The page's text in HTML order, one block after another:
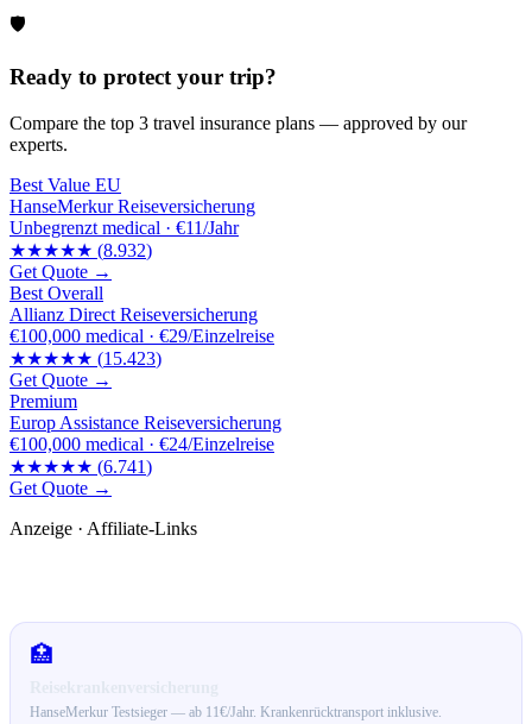
🛡️
Ready to protect your trip?
Compare the top 3 travel insurance plans — approved by our
experts.
Best Value EU
HanseMerkur Reiseversicherung
Unbegrenzt medical · €11/Jahr
★★★★★ (8.932)
Get Quote →
Best Overall
Allianz Direct Reiseversicherung
€100,000 medical · €29/Einzelreise
★★★★★ (15.423)
Get Quote →
Premium
Europ Assistance Reiseversicherung
€100,000 medical · €24/Einzelreise
★★★★★ (6.741)
Get Quote →
Anzeige · Affiliate-Links
🏥
HanseMerkur Testsieger — ab 11€/Jahr. Krankenrücktransport inklusive.